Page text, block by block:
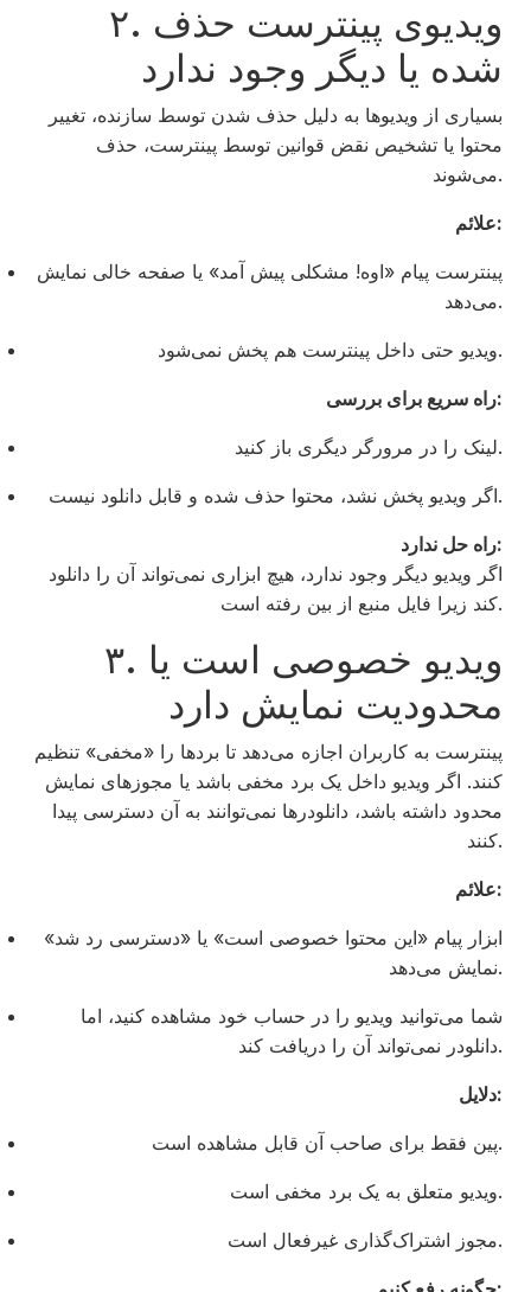
۲. ویدیوی پینترست حذف
شده یا دیگر وجود ندارد
بسیاری از ویدیوها به دلیل حذف شدن توسط سازنده، تغییر
محتوا یا تشخیص نقض قوانین توسط پینترست، حذف
می‌شوند.
علائم:
پینترست پیام «اوه! مشکلی پیش آمد» یا صفحه خالی نمایش
می‌دهد.
ویدیو حتی داخل پینترست هم پخش نمی‌شود.
راه سریع برای بررسی:
لینک را در مرورگر دیگری باز کنید.
اگر ویدیو پخش نشد، محتوا حذف شده و قابل دانلود نیست.
راه حل ندارد:
اگر ویدیو دیگر وجود ندارد، هیچ ابزاری نمی‌تواند آن را دانلود
کند زیرا فایل منبع از بین رفته است.
۳. ویدیو خصوصی است یا
محدودیت نمایش دارد
پینترست به کاربران اجازه می‌دهد تا بردها را «مخفی» تنظیم
کنند. اگر ویدیو داخل یک برد مخفی باشد یا مجوزهای نمایش
محدود داشته باشد، دانلودرها نمی‌توانند به آن دسترسی پیدا
کنند.
علائم:
ابزار پیام «این محتوا خصوصی است» یا «دسترسی رد شد»
نمایش می‌دهد.
شما می‌توانید ویدیو را در حساب خود مشاهده کنید، اما
دانلودر نمی‌تواند آن را دریافت کند.
دلایل:
پین فقط برای صاحب آن قابل مشاهده است.
ویدیو متعلق به یک برد مخفی است.
مجوز اشتراک‌گذاری غیرفعال است.